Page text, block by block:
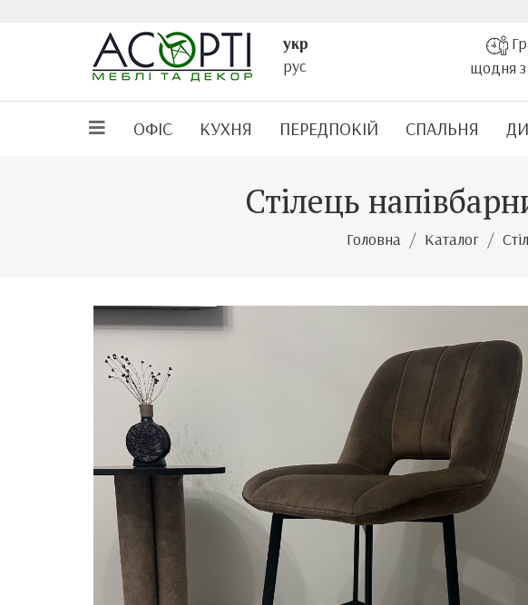
укр
рус
щодня
ОФІС КУХНЯ ПЕРЕДПОКІЙ СПАЛЬНЯ
Стілець
Головна Каталог